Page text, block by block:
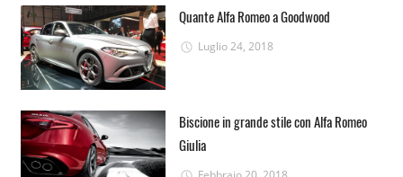
Quante Alfa Romeo a Goodwood
Luglio 24, 2018
Biscione in grande stile con Alfa Romeo
Giulia